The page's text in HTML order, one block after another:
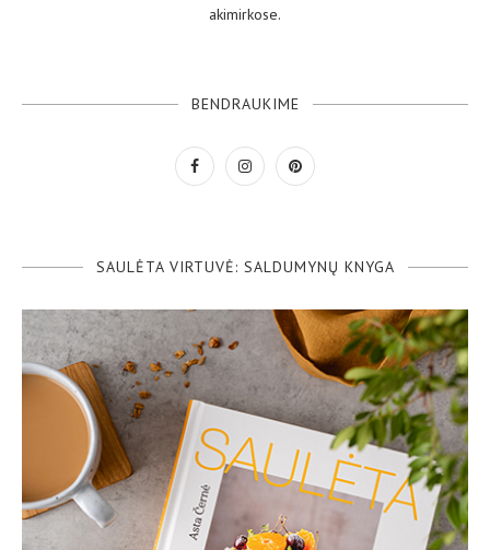
akimirkose.
BENDRAUKIME
SAULĖTA VIRTUVĖ: SALDUMYNŲ KNYGA